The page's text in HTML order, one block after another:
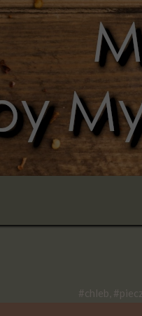
#chleb,